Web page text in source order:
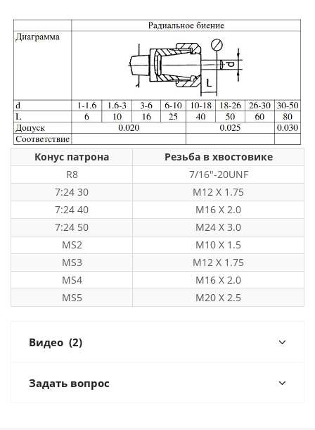
Конус патрона
Резьба в хвостовике
R8
7/16"-20UNF
7:24 30
M12 X 1.75
7:24 40
M16 X 2.0
7:24 50
M24 X 3.0
MS2
M10 X 1.5
MS3
M12 X 1.75
MS4
M16 X 2.0
MS5
M20 X 2.5
Видео (2)
Задать вопрос